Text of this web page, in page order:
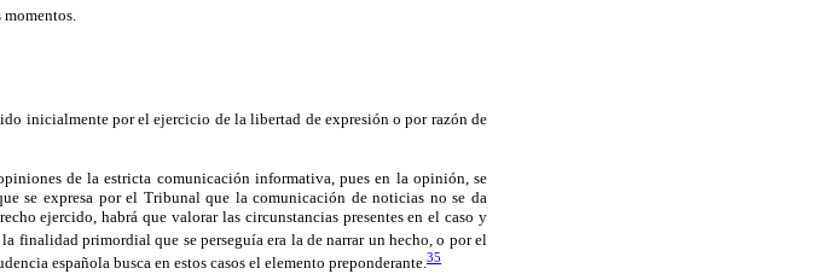
inicialmente por el ejercicio de la libertad de expresión o por razón de
de la estricta comunicación informativa, pues en la opinión, se
se expresa por el Tribunal que la comunicación de noticias no se da
ejercido, habrá que valorar las circunstancias presentes en el caso y
finalidad primordial que se perseguía era la de narrar un hecho, o por el
española busca en estos casos el elemento preponderante.35